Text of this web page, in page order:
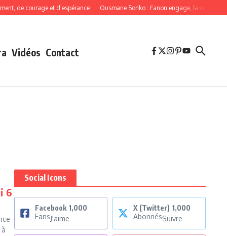
de courage et d’espérance Ousmane Sonko : Fanon engage, la cohérence
Vidéos Contact
6
Social Icons
Facebook 1,000
FansJ'aime
X (Twitter) 1,000
AbonnésSuivre